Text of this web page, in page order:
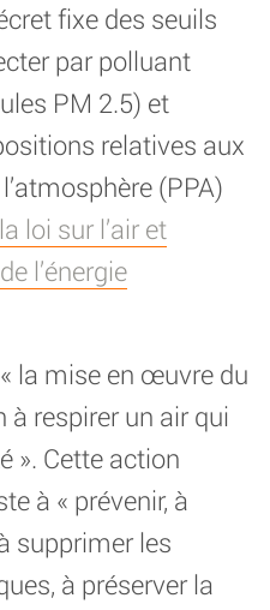
fixe des seuils
par polluant
PM 2.5) et
relatives aux
(PPA)
la loi sur l’air et
l’énergie
la mise en œuvre du
respirer un air qui
». Cette action
à « prévenir, à
supprimer les
à préserver la